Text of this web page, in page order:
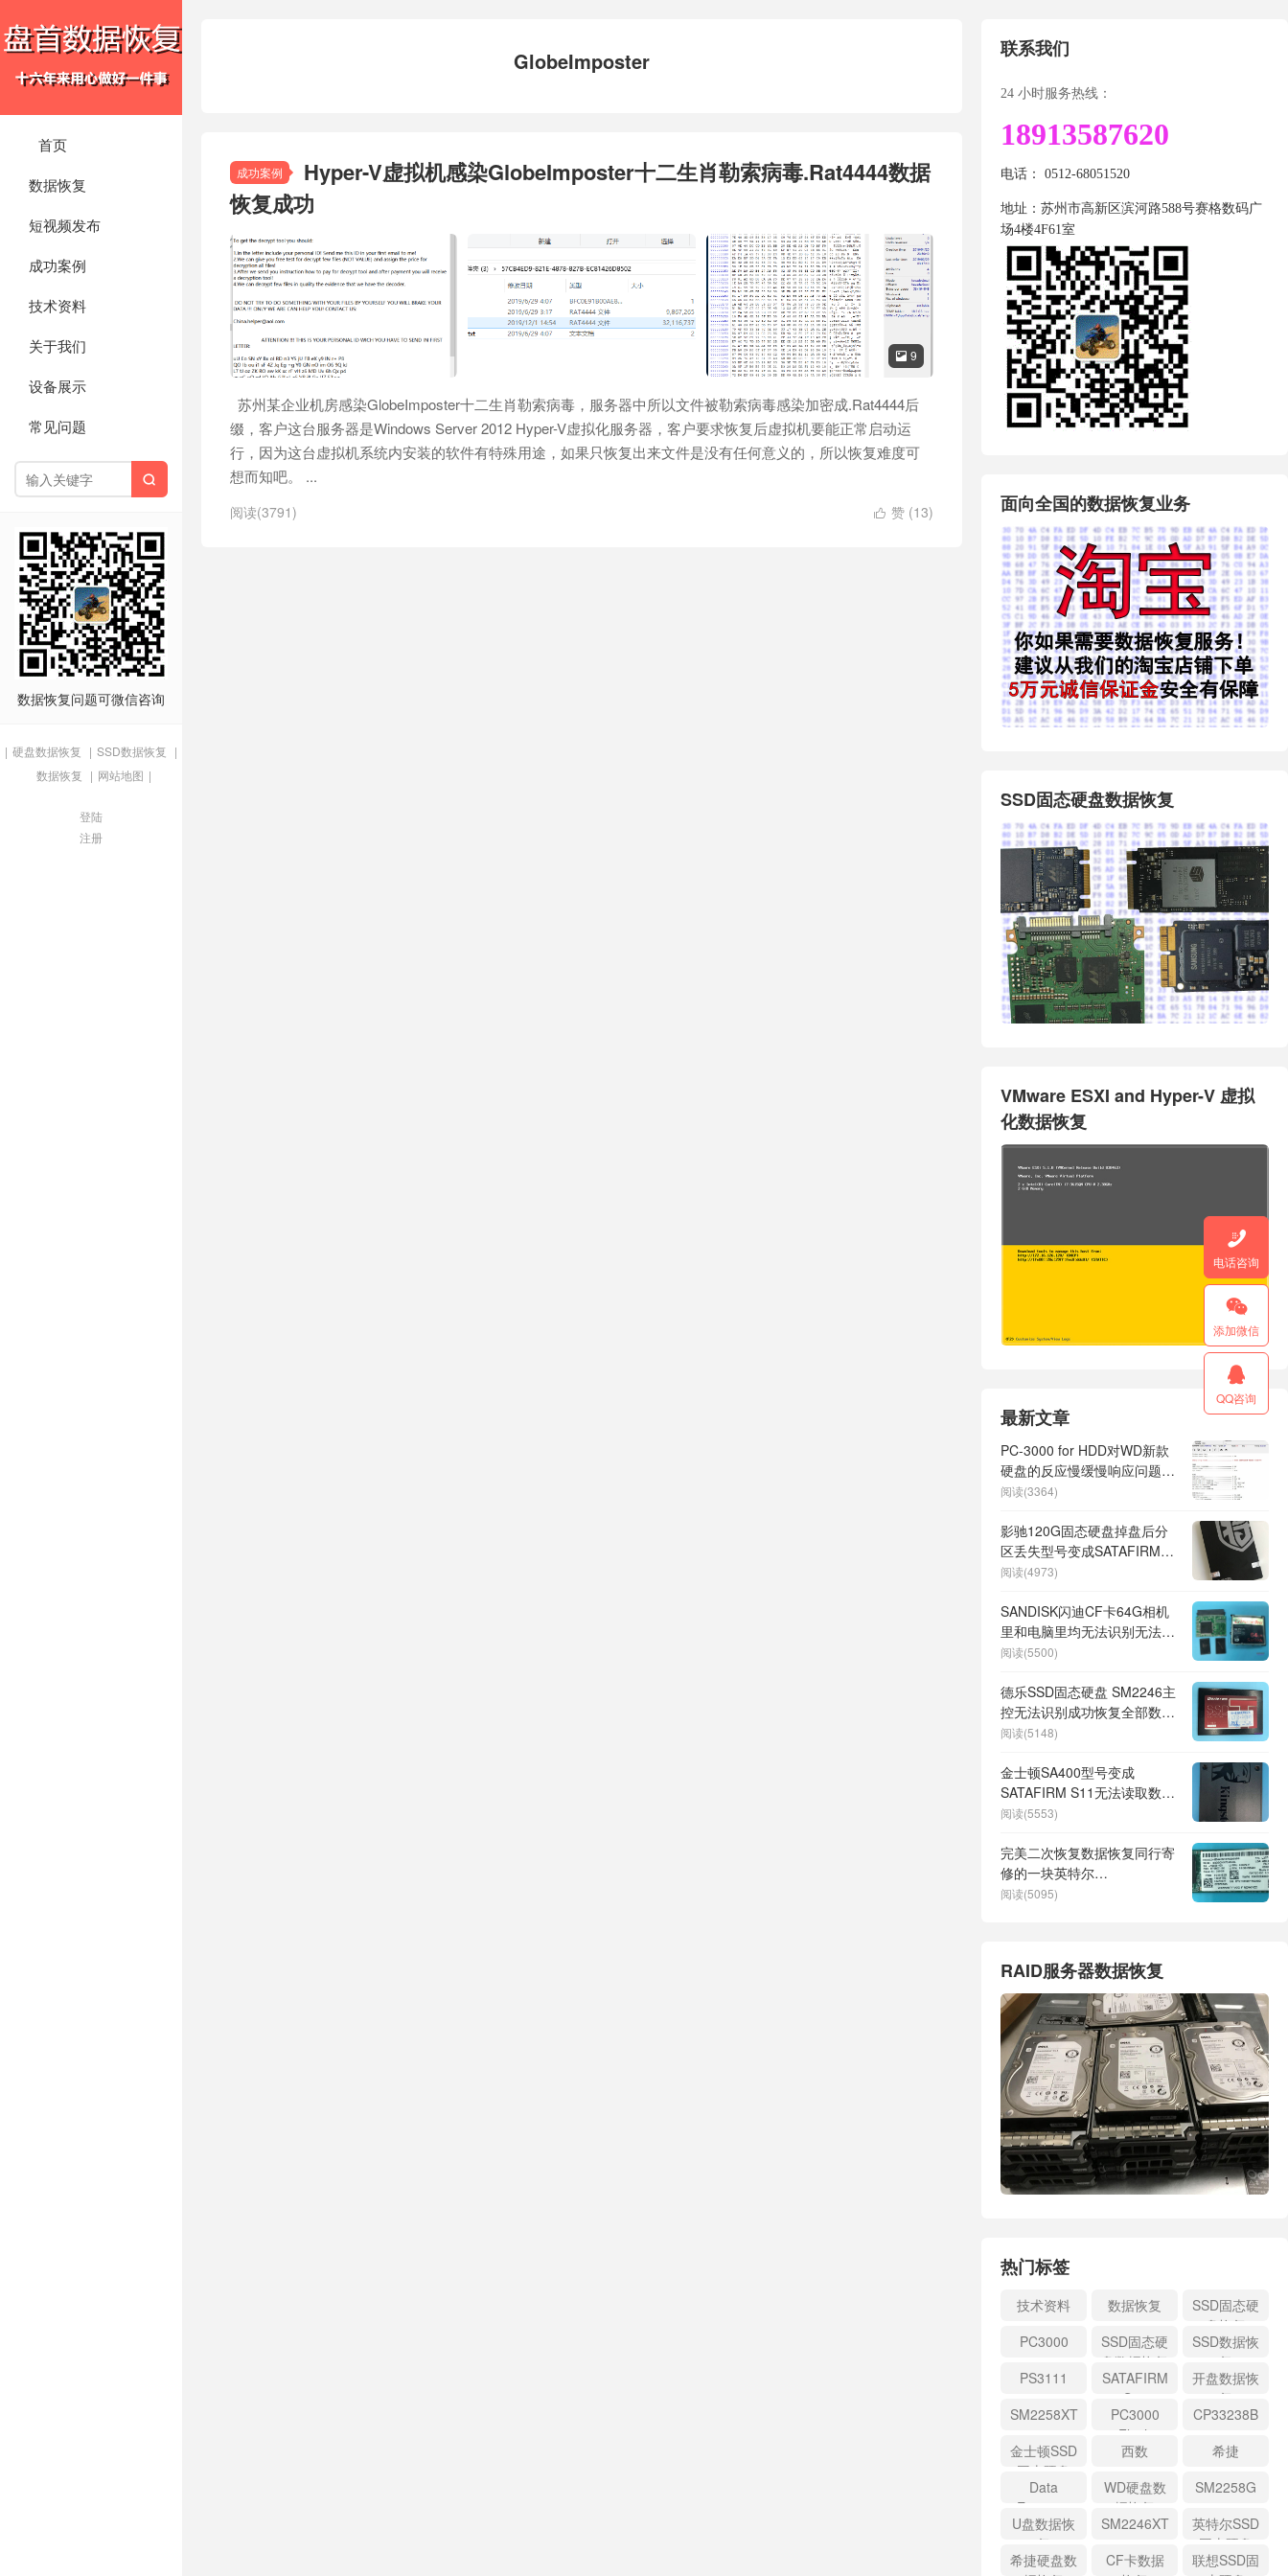
首页
数据恢复
短视频发布
成功案例
技术资料
关于我们
设备展示
常见问题

数据恢复问题可微信咨询
| 硬盘数据恢复 | SSD数据恢复 |
数据恢复 | 网站地图 |
登陆
注册
GlobeImposter
成功案例
Hyper-V虚拟机感染GlobeImposter十二生肖勒索病毒.Rat4444数据
恢复成功
 9
苏州某企业机房感染GlobeImposter十二生肖勒索病毒，服务器中所以文件被勒索病毒感染加密成.Rat4444后
缀，客户这台服务器是Windows Server 2012 Hyper-V虚拟化服务器，客户要求恢复后虚拟机要能正常启动运
行，因为这台虚拟机系统内安装的软件有特殊用途，如果只恢复出来文件是没有任何意义的，所以恢复难度可
想而知吧。 ...
 赞 (13)
阅读(3791)
联系我们
24 小时服务热线：
18913587620
电话： 0512-68051520
地址：苏州市高新区滨河路588号赛格数码广
场4楼4F61室
面向全国的数据恢复业务
SSD固态硬盘数据恢复
VMware ESXI and Hyper-V 虚拟
化数据恢复
最新文章
PC-3000 for HDD对WD新款
硬盘的反应慢缓慢响应问题的
解决方案
阅读(3364)
影驰120G固态硬盘掉盘后分
区丢失型号变成SATAFIRM
S11数据恢复成功
阅读(4973)
SANDISK闪迪CF卡64G相机
里和电脑里均无法识别无法读
取SM2232T主控芯片级数据
阅读(5500)
德乐SSD固态硬盘 SM2246主
控无法识别成功恢复全部数据
这种SSD固态硬盘使用
块太严重对数据的完整性有很
大的影响
阅读(5148)
金士顿SA400型号变成
SATAFIRM S11无法读取数
据，Flash存储芯片有一个通
阅读(5553)
完美二次恢复数据恢复同行寄
修的一块英特尔
SSDSCKKF240H6L固态硬盘
阅读(5095)
RAID服务器数据恢复
热门标签
技术资料 数据恢复
SSD固态硬
盘恢复
PC3000
SSD固态硬
盘数据恢复
SSD数据恢
复
PS3111
SATAFIRM
S11
开盘数据恢
复
SM2258XT
PC3000
Flash
CP33238B
金士顿SSD
固态硬盘
西数
希捷
Data
Extractor
WD硬盘数
据恢复
SM2258G
U盘数据恢
复
SM2246XT
英特尔SSD
固态硬盘
希捷硬盘数
CF卡数据
联想SSD固

电话咨询

添加微信

QQ咨询